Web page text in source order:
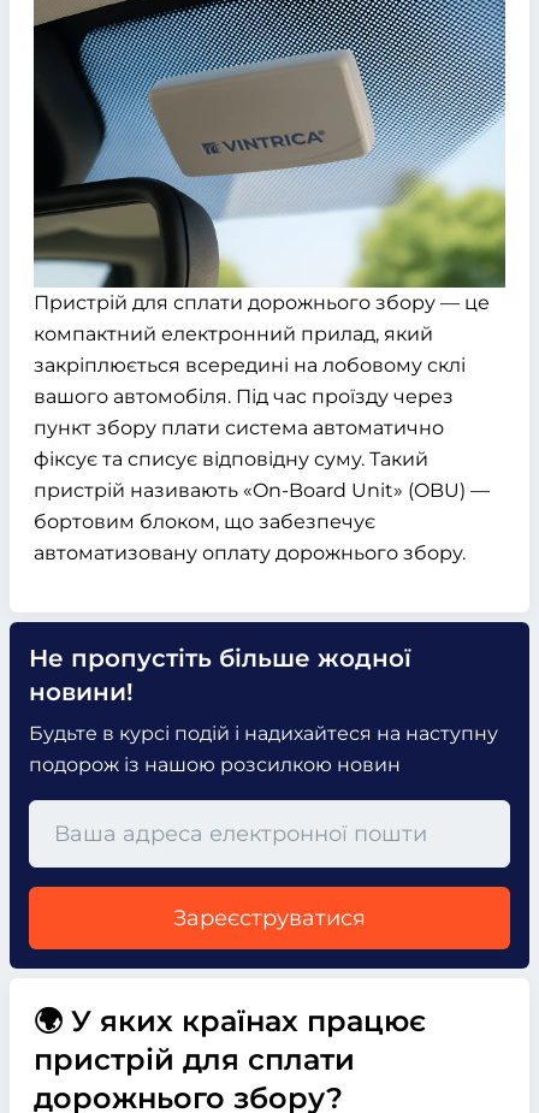
Пристрій для сплати дорожнього збору — це
компактний електронний прилад, який
закріплюється всередині на лобовому склі
вашого автомобіля. Під час проїзду через
пункт збору плати система автоматично
фіксує та списує відповідну суму. Такий
пристрій називають «On-Board Unit» (OBU) —
бортовим блоком, що забезпечує
автоматизовану оплату дорожнього збору.
Не пропустіть більше жодної
новини!
Будьте в курсі подій і надихайтеся на наступну
подорож із нашою розсилкою новин
Зареєструватися
🌍 У яких країнах працює
пристрій для сплати
дорожнього збору?